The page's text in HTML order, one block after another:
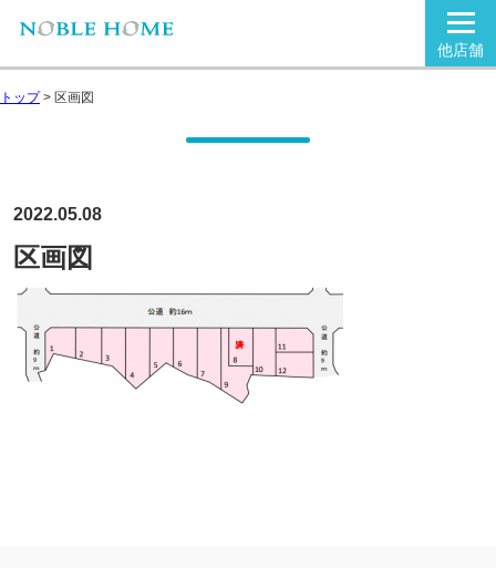
他店舗
トップ> 区画図
2022.05.08
区画図